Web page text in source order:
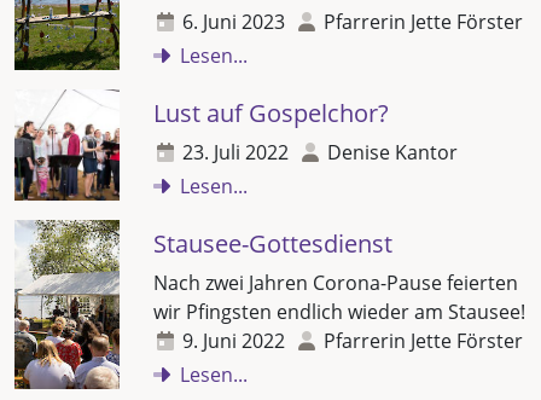
6. Juni 2023
Pfarrerin Jette Förster
Lesen...
Lust auf Gospelchor?
23. Juli 2022
Denise Kantor
Lesen...
Stausee-Gottesdienst
Nach zwei Jahren Corona-Pause feierten
wir Pfingsten endlich wieder am Stausee!
9. Juni 2022
Pfarrerin Jette Förster
Lesen...